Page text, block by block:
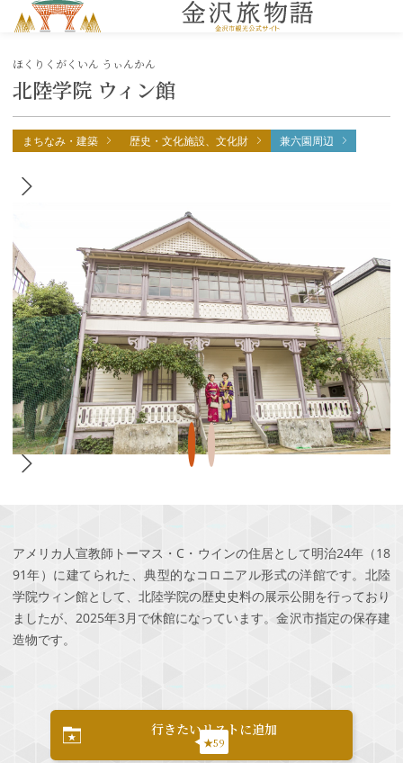
北陸学院 ウィン館
ほくりくがくいん うぃんかん
まちなみ・建築 歴史・文化施設、文化財 兼六園周辺
アメリカ人宣教師トーマス・C・ウインの住居として明治24年（18
91年）に建てられた、典型的なコロニアル形式の洋館です。北陸
学院ウィン館として、北陸学院の歴史史料の展示公開を行っており
ましたが、2025年3月で休館になっています。金沢市指定の保存建
造物です。
行きたいリストに追加
★59